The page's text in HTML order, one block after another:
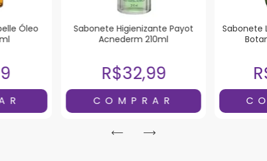
Óleo
Sabonete Higienizante Payot
Acnederm 210ml
R$32,99
Sabonete